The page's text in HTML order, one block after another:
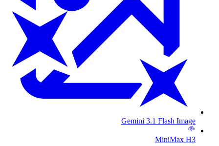
Gemini 3.1 Flash Image
MiniMax H3